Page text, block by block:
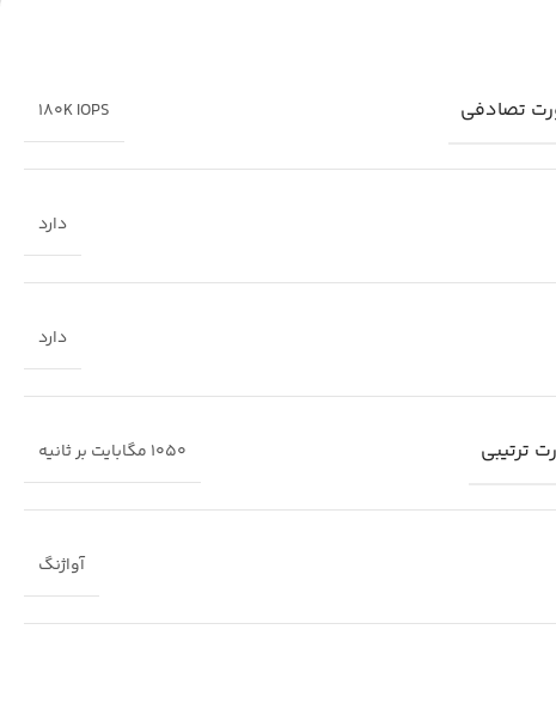
تصادفی 180K IOPS
دارد
دارد
ترتیبی 1050 مگابایت بر ثانیه
آواژنگ